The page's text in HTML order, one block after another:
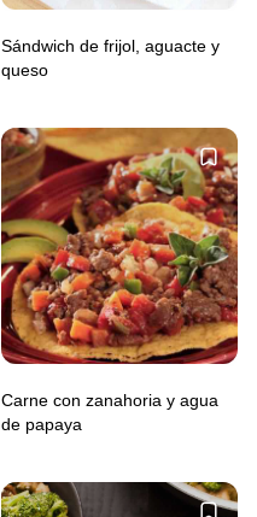
Sándwich de frijol, aguacte y
queso
Carne con zanahoria y agua
de papaya